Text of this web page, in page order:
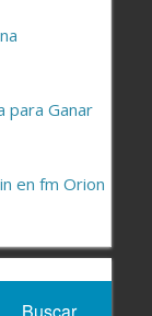
para Ganar
en fm Orion